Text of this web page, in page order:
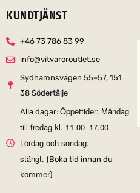
KUNDTJÄNST
+46 73 786 83 99
info@vitvaroroutlet.se
Sydhamnsvägen 55–57, 151
38 Södertälje
Alla dagar: Öppettider: Måndag
till fredag kl. 11.00–17.00
Lördag och söndag:
stängt. (Boka tid innan du
kommer)